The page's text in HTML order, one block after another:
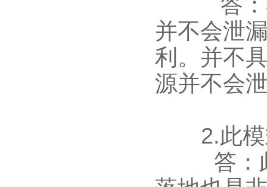
并不会泄
利。并不
源并不会
2.此模
答：此